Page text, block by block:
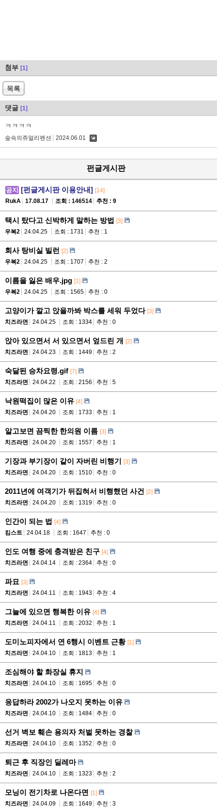
첨부 [1]
목록
댓글 [1]
ㅋㅋㅋㅋ
숲속의쥬얼리펜션 2024.06.01
펀글게시판
공지 [펀글게시판 이용안내] [14]
RukA
17.08.17 조회 : 146514 추천 : 9
택시 탔다고 신박하게 말하는 방법 [3]
우복2
24.04.25 조회 : 1731 추천 : 1
회사 탕비실 빌런 [2]
우복2
24.04.25 조회 : 1707 추천 : 2
이름을 잃은 배우.jpg [1]
우복2
24.04.25 조회 : 1565 추천 : 0
고양이가 깔고 앉을까봐 박스를 세워 두었다 [3]
치즈라면
24.04.25 조회 : 1334 추천 : 0
앉아 있으면서 서 있으면서 엎드린 개 [2]
치즈라면
24.04.23 조회 : 1449 추천 : 2
숙달된 승차요령.gif [7]
치즈라면
24.04.22 조회 : 2156 추천 : 5
낙원떡집이 많은 이유 [4]
치즈라면
24.04.20 조회 : 1733 추천 : 1
알고보면 끔찍한 한의원 이름 [3]
치즈라면
24.04.20 조회 : 1557 추천 : 1
기장과 부기장이 같이 자버린 비행기 [3]
치즈라면
24.04.20 조회 : 1510 추천 : 0
2011년에 여객기가 뒤집혀서 비행했던 사건 [2]
치즈라면
24.04.20 조회 : 1319 추천 : 0
인간이 되는 법 [4]
킴스트
24.04.18 조회 : 1647 추천 : 0
인도 여행 중에 충격받은 친구 [4]
치즈라면
24.04.14 조회 : 2364 추천 : 0
파묘 [3]
치즈라면
24.04.11 조회 : 1943 추천 : 4
그늘에 있으면 행복한 이유 [4]
치즈라면
24.04.11 조회 : 2032 추천 : 1
도미노피자에서 연 6행시 이벤트 근황 [1]
치즈라면
24.04.10 조회 : 1813 추천 : 1
조심해야 할 화장실 휴지
치즈라면 24.04.10 조회 : 1695 추천 : 0
응답하라 2002가 나오지 못하는 이유
치즈라면 24.04.10 조회 : 1484 추천 : 0
선거 벽보 훼손 용의자 처벌 못하는 경찰
치즈라면 24.04.10 조회 : 1352 추천 : 0
퇴근 후 직장인 딜레마
치즈라면 24.04.10 조회 : 1323 추천 : 2
모닝이 전기차로 나온다면 [1]
치즈라면
24.04.09 조회 : 1649 추천 : 3